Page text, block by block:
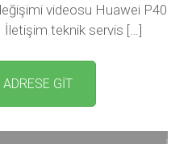
videosu Huawei P40
teknik servis […]
ADRESE GİT